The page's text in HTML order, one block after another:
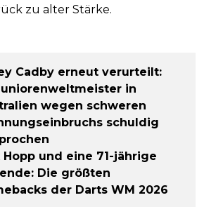
zu alter Stärke.
Cadby erneut verurteilt:
in
wegen schweren
schuldig
Hopp und eine 71-jährige
Die größten
der Darts WM 2026